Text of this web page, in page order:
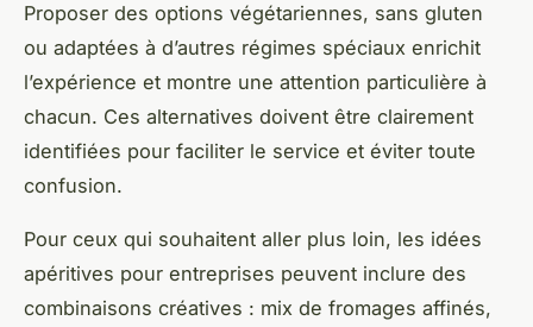
Proposer des options végétariennes, sans gluten
ou adaptées à d’autres régimes spéciaux enrichit
l’expérience et montre une attention particulière à
chacun. Ces alternatives doivent être clairement
identifiées pour faciliter le service et éviter toute
confusion.
Pour ceux qui souhaitent aller plus loin, les idées
apéritives pour entreprises peuvent inclure des
combinaisons créatives : mix de fromages affinés,